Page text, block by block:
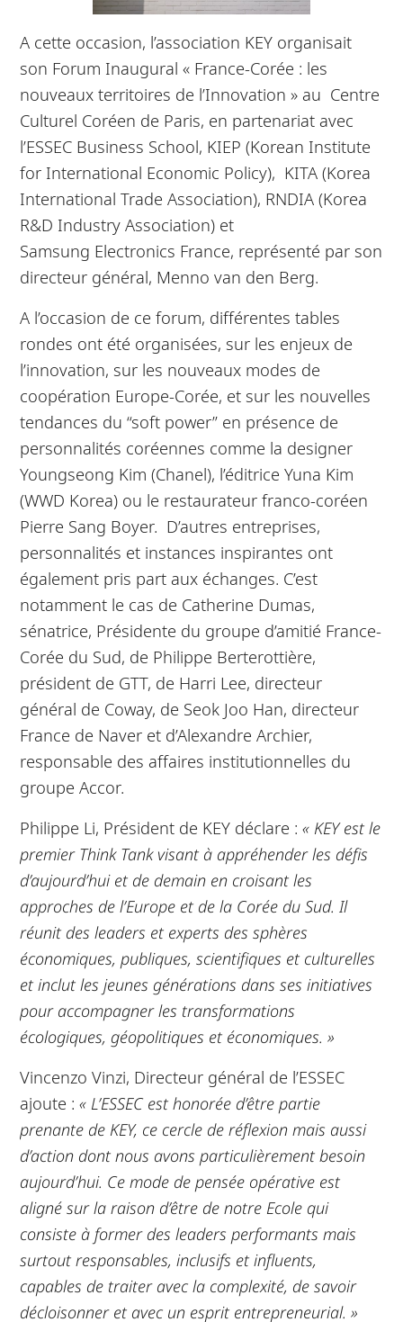
A cette occasion, l’association KEY organisait
son Forum Inaugural « France-Corée : les
nouveaux territoires de l’Innovation » au Centre
Culturel Coréen de Paris, en partenariat avec
l’ESSEC Business School, KIEP (Korean Institute
for International Economic Policy), KITA (Korea
International Trade Association), RNDIA (Korea
R&D Industry Association) et
Samsung Electronics France, représenté par son
directeur général, Menno van den Berg.
A l’occasion de ce forum, différentes tables
rondes ont été organisées, sur les enjeux de
l’innovation, sur les nouveaux modes de
coopération Europe-Corée, et sur les nouvelles
tendances du “soft power” en présence de
personnalités coréennes comme la designer
Youngseong Kim (Chanel), l’éditrice Yuna Kim
(WWD Korea) ou le restaurateur franco-coréen
Pierre Sang Boyer. D’autres entreprises,
personnalités et instances inspirantes ont
également pris part aux échanges. C’est
notamment le cas de Catherine Dumas,
sénatrice, Présidente du groupe d’amitié France-
Corée du Sud, de Philippe Berterottière,
président de GTT, de Harri Lee, directeur
général de Coway, de Seok Joo Han, directeur
France de Naver et d’Alexandre Archier,
responsable des affaires institutionnelles du
groupe Accor.
Philippe Li, Président de KEY déclare : « KEY est le
premier Think Tank visant à appréhender les défis
d’aujourd’hui et de demain en croisant les
approches de l’Europe et de la Corée du Sud. Il
réunit des leaders et experts des sphères
économiques, publiques, scientifiques et culturelles
et inclut les jeunes générations dans ses initiatives
pour accompagner les transformations
écologiques, géopolitiques et économiques. »
Vincenzo Vinzi, Directeur général de l’ESSEC
ajoute :« L’ESSEC est honorée d’être partie
prenante de KEY, ce cercle de réflexion mais aussi
d’action dont nous avons particulièrement besoin
aujourd’hui. Ce mode de pensée opérative est
aligné sur la raison d’être de notre Ecole qui
consiste à former des leaders performants mais
surtout responsables, inclusifs et influents,
capables de traiter avec la complexité, de savoir
décloisonner et avec un esprit entrepreneurial. »